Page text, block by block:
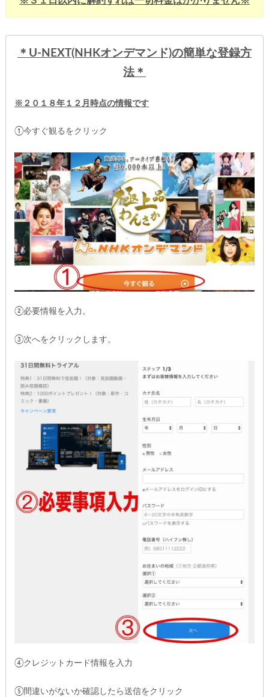
＊U-NEXT(NHKオンデマンド)の簡単な登録方
法＊
※２０１８年１２月時点の情報です
①今すぐ観るをクリック
②必要情報を入力。
③次へをクリックします。
④クレジットカード情報を入力
⑤間違いがないか確認したら送信をクリック